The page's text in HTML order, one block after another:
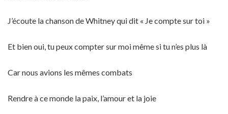
J’écoute la chanson de Whitney qui dit « Je compte sur toi »
Et bien oui, tu peux compter sur moi même si tu n’es plus là
Car nous avions les mêmes combats
Rendre à ce monde la paix, l’amour et la joie